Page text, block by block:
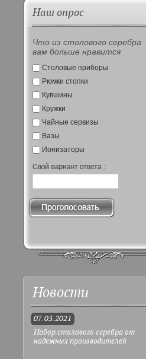
Наш опрос
Что из столового серебра
вам больше нравится
Столовые приборы
Рюмки стопки
Кувшины
Кружки
Чайные сервизы
Вазы
Ионизаторы
Новости
07.03.2021
Набор столового серебра от
надежных производителей